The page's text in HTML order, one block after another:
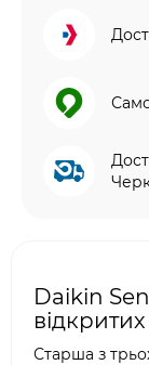
Daikin
Старша з